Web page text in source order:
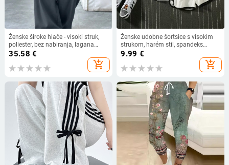
Ženske široke hlače - visoki struk,
poliester, bez nabiranja, lagana
elastičnost (Jesen 2025)
35.58 €
add_shopping_cart
Ženske udobne šortsice s visokim
strukom, harém stil, spandeks
mješavina, bez glačanja
9.99 €
add_shopping_cart